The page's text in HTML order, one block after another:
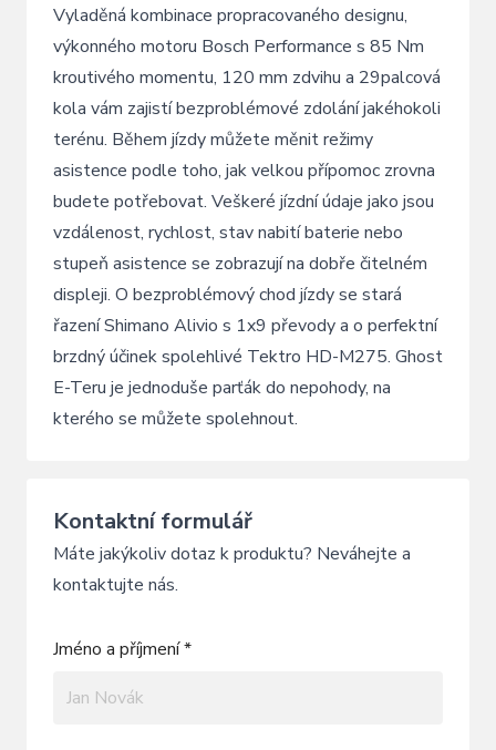
Vyladěná kombinace propracovaného designu,
výkonného motoru Bosch Performance s 85 Nm
kroutivého momentu, 120 mm zdvihu a 29palcová
kola vám zajistí bezproblémové zdolání jakéhokoli
terénu. Během jízdy můžete měnit režimy
asistence podle toho, jak velkou přípomoc zrovna
budete potřebovat. Veškeré jízdní údaje jako jsou
vzdálenost, rychlost, stav nabití baterie nebo
stupeň asistence se zobrazují na dobře čitelném
displeji. O bezproblémový chod jízdy se stará
řazení Shimano Alivio s 1x9 převody a o perfektní
brzdný účinek spolehlivé Tektro HD-M275. Ghost
E-Teru je jednoduše parťák do nepohody, na
kterého se můžete spolehnout.
Kontaktní formulář
Máte jakýkoliv dotaz k produktu? Neváhejte a
kontaktujte nás.
Jméno a příjmení *